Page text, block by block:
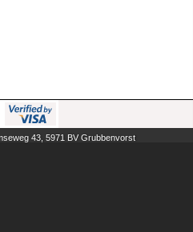
43, 5971 BV Grubbenvorst